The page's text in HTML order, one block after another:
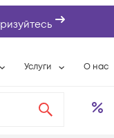
Услуги
Системная
О нас